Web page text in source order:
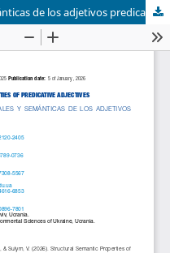
de los adjetivos predicativos